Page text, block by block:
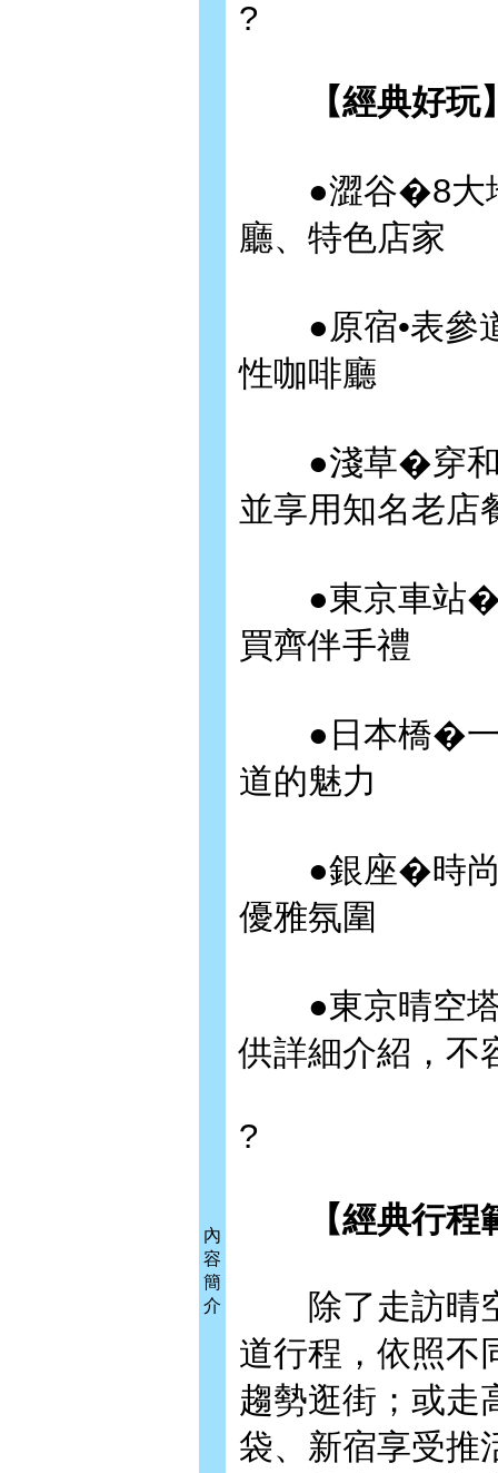
內
容
簡
介
?
【經典好玩
●澀谷�8大地
廳、特色店家
●原宿•表參
性咖啡廳
●淺草�穿和
並享用知名老店
●東京車站�
買齊伴手禮
●日本橋�一
道的魅力
●銀座�時尚
優雅氛圍
●東京晴空塔
供詳細介紹，不
?
【經典行程
除了走訪晴空
道行程，依照不
趨勢逛街；或走
袋、新宿享受推